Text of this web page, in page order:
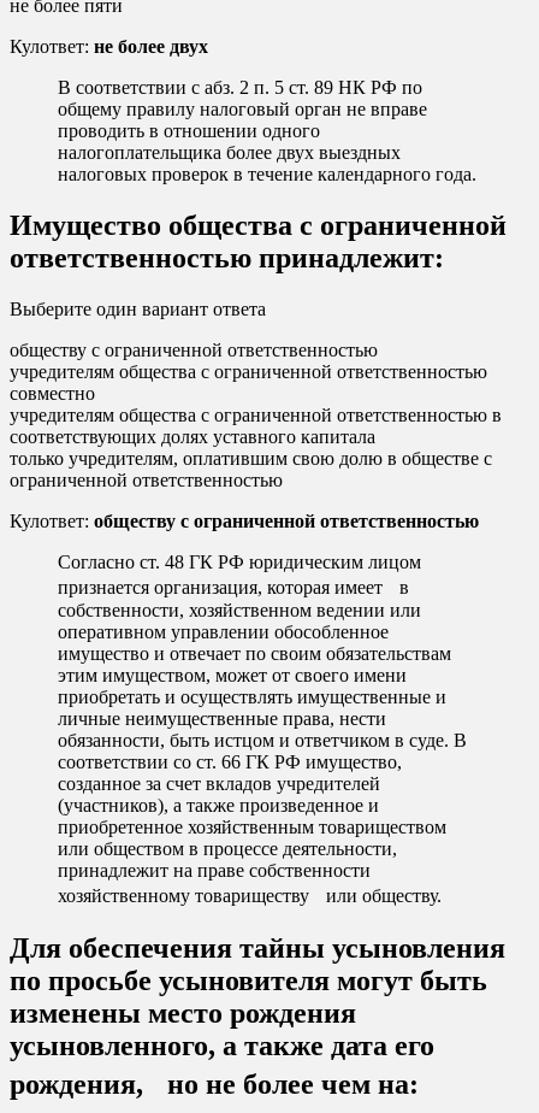
не более пяти
Кулответ: не более двух
В соответствии с абз. 2 п. 5 ст. 89 НК РФ по
общему правилу налоговый орган не вправе
проводить в отношении одного
налогоплательщика более двух выездных
налоговых проверок в течение календарного года.
Имущество общества с ограниченной
ответственностью принадлежит:
Выберите один вариант ответа
обществу с ограниченной ответственностью
учредителям общества с ограниченной ответственностью
совместно
учредителям общества с ограниченной ответственностью в
соответствующих долях уставного капитала
только учредителям, оплатившим свою долю в обществе с
ограниченной ответственностью
Кулответ: обществу с ограниченной ответственностью
Согласно ст. 48 ГК РФ юридическим лицом
признается организация, которая имеет в
собственности, хозяйственном ведении или
оперативном управлении обособленное
имущество и отвечает по своим обязательствам
этим имуществом, может от своего имени
приобретать и осуществлять имущественные и
личные неимущественные права, нести
обязанности, быть истцом и ответчиком в суде. В
соответствии со ст. 66 ГК РФ имущество,
созданное за счет вкладов учредителей
(участников), а также произведенное и
приобретенное хозяйственным товариществом
или обществом в процессе деятельности,
принадлежит на праве собственности
хозяйственному товариществу или обществу.
Для обеспечения тайны усыновления
по просьбе усыновителя могут быть
изменены место рождения
усыновленного, а также дата его
рождения, но не более чем на: